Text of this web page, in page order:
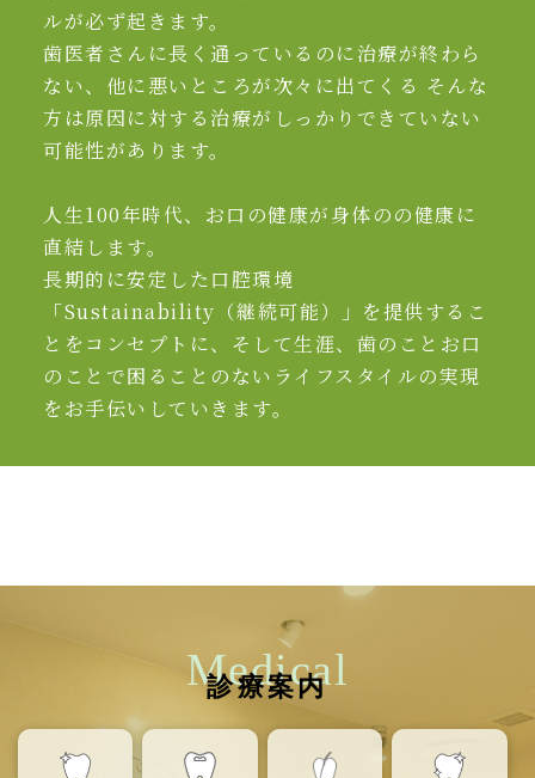
ルが必ず起きます。
歯医者さんに長く通っているのに治療が終わら
ない、他に悪いところが次々に出てくる そんな
方は原因に対する治療がしっかりできていない
可能性があります。
人生100年時代、お口の健康が身体のの健康に
直結します。
長期的に安定した口腔環境
「Sustainability（継続可能）」を提供するこ
とをコンセプトに、そして生涯、歯のことお口
のことで困ることのないライフスタイルの実現
をお手伝いしていきます。
診療案内
Medical